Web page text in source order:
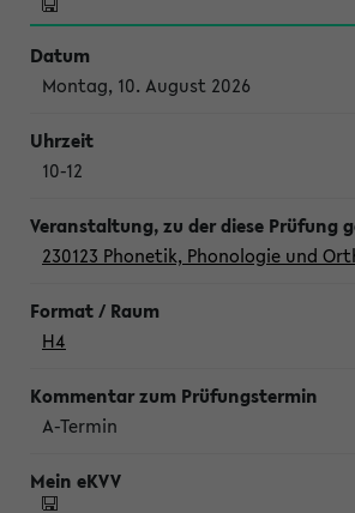
Montag, 10. August 2026
10-12
230123 Phonetik, Phonologie und
H4
A-Termin